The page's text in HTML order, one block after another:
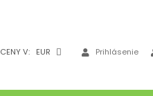
CENY V: EUR Prihlásenie